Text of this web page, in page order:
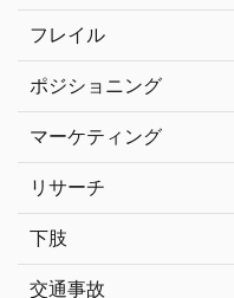
フレイル
ポジショニング
マーケティング
リサーチ
下肢
交通事故